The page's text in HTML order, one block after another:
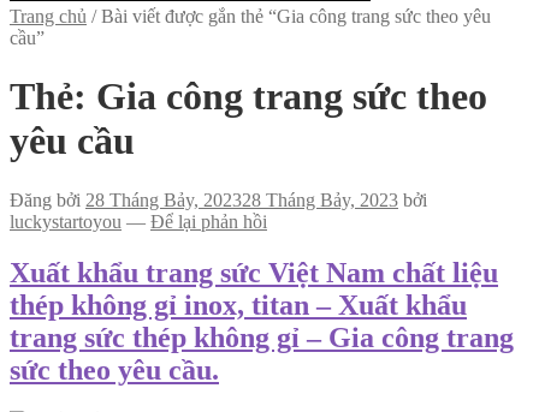
Trang chủ /Bài viết được gắn thẻ “Gia công trang sức theo yêu
cầu”
Thẻ: Gia công trang sức theo
yêu cầu
Đăng bởi 28 Tháng Bảy, 202328 Tháng Bảy, 2023 bởi
luckystartoyou — Để lại phản hồi
Xuất khẩu trang sức Việt Nam chất liệu
thép không gỉ inox, titan – Xuất khẩu
trang sức thép không gỉ – Gia công trang
sức theo yêu cầu.